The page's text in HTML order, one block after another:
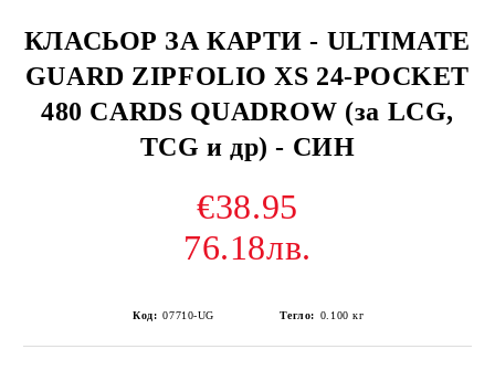
КЛАСЬОР ЗА КАРТИ - ULTIMATE
GUARD ZIPFOLIO XS 24-POCKET
480 CARDS QUADROW (за LCG,
TCG и др) - СИН
€38.95
76.18лв.
Код: 07710-UG Тегло: 0.100 кг